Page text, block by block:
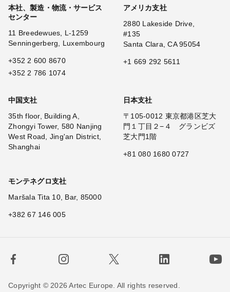
本社、製造・物流・サービス
センター
11 Breedewues, L-1259
Senningerberg, Luxembourg
+352 2 600 8670
+352 2 786 1074
アメリカ支社
2880 Lakeside Drive,
#135
Santa Clara, CA 95054
+1 669 292 5611
中国支社
35th floor, Building A,
Zhongyi Tower, 580 Nanjing
West Road, Jing'an District,
Shanghai
日本支社
〒105-0012 東京都港区芝大
門１丁目２−４ グランビズ
芝大門1階
+81 080 1680 0727
モンテネグロ支社
Maršala Tita 10, Bar, 85000
+382 67 146 005
Copyright © 2026 Artec Europe. All rights reserved.